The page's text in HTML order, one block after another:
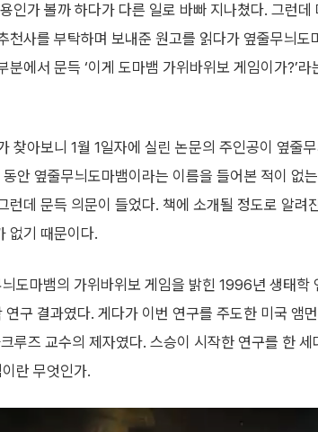
인가 볼까 하다가 다른 일로 바빠 지나쳤다. 그런데
천사를 부탁하며 보내준 원고를 읽다가 옆줄무늬도
분에서 문득 ‘이게 도마뱀 가위바위보 게임이가?’라
찾아보니 1월 1일자에 실린 논문의 주인공이 옆줄
안 옆줄무늬도마뱀이라는 이름을 들어본 적이 없
런데 문득 의문이 들었다. 책에 소개될 정도로 알려
없기 때문이다.
도마뱀의 가위바위보 게임을 밝힌 1996년 생태학
연구 결과였다. 게다가 이번 연구를 주도한 미국 앰
루즈 교수의 제자였다. 스승이 시작한 연구를 한
란 무엇인가.